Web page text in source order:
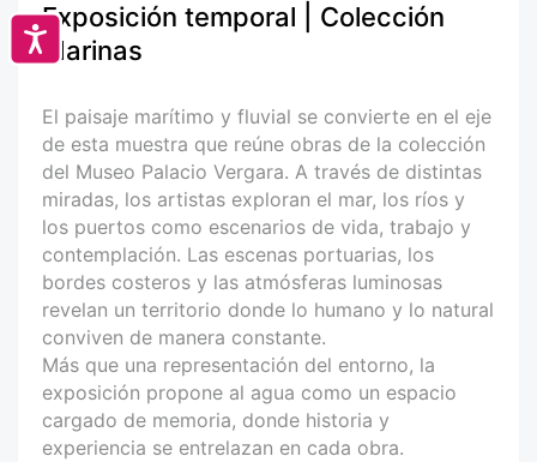
Accesibilidad
Exposición temporal | Colección
Marinas
El paisaje marítimo y fluvial se convierte en el eje
de esta muestra que reúne obras de la colección
del Museo Palacio Vergara. A través de distintas
miradas, los artistas exploran el mar, los ríos y
los puertos como escenarios de vida, trabajo y
contemplación. Las escenas portuarias, los
bordes costeros y las atmósferas luminosas
revelan un territorio donde lo humano y lo natural
conviven de manera constante.
Más que una representación del entorno, la
exposición propone al agua como un espacio
cargado de memoria, donde historia y
experiencia se entrelazan en cada obra.